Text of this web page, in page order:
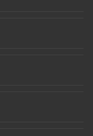
золото или
даже